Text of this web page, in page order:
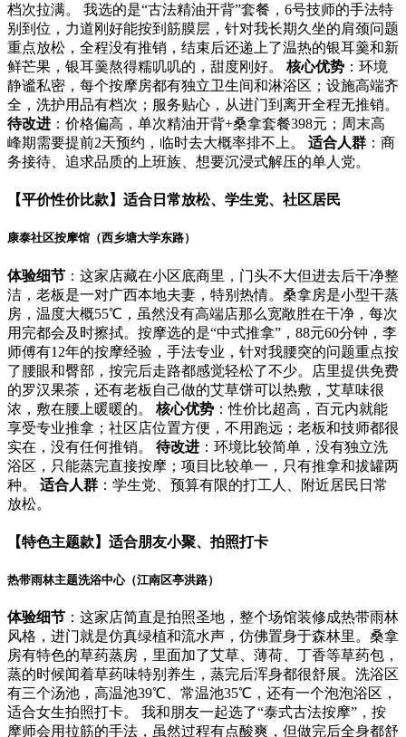
档次拉满。 我选的是“古法精油开背”套餐，6号技师的手法特
别到位，力道刚好能按到筋膜层，针对我长期久坐的肩颈问题
重点放松，全程没有推销，结束后还递上了温热的银耳羹和新
鲜芒果，银耳羹熬得糯叽叽的，甜度刚好。 核心优势 ：环境
静谧私密，每个按摩房都有独立卫生间和淋浴区；设施高端齐
全，洗护用品有档次；服务贴心，从进门到离开全程无推销。
待改进 ：价格偏高，单次精油开背+桑拿套餐398元；周末高
峰期需要提前2天预约，临时去大概率排不上。 适合人群 ：商
务接待、追求品质的上班族、想要沉浸式解压的单人党。
【平价性价比款】适合日常放松、学生党、社区居民
康泰社区按摩馆（西乡塘大学东路）
体验细节 ：这家店藏在小区底商里，门头不大但进去后干净整
洁，老板是一对广西本地夫妻，特别热情。桑拿房是小型干蒸
房，温度大概55℃，虽然没有高端店那么宽敞胜在干净，每次
用完都会及时擦拭。按摩选的是“中式推拿”，88元60分钟，李
师傅有12年的按摩经验，手法专业，针对我腰突的问题重点按
了腰眼和臀部，按完后走路都感觉轻松了不少。店里提供免费
的罗汉果茶，还有老板自己做的艾草饼可以热敷，艾草味很
浓，敷在腰上暖暖的。 核心优势 ：性价比超高，百元内就能
享受专业推拿；社区店位置方便，不用跑远；老板和技师都很
实在，没有任何推销。 待改进 ：环境比较简单，没有独立洗
浴区，只能蒸完直接按摩；项目比较单一，只有推拿和拔罐两
种。 适合人群 ：学生党、预算有限的打工人、附近居民日常
放松。
【特色主题款】适合朋友小聚、拍照打卡
热带雨林主题洗浴中心（江南区亭洪路）
体验细节 ：这家店简直是拍照圣地，整个场馆装修成热带雨林
风格，进门就是仿真绿植和流水声，仿佛置身于森林里。桑拿
房有特色的草药蒸房，里面加了艾草、薄荷、丁香等草药包，
蒸的时候闻着草药味特别养生，蒸完后浑身都很舒展。洗浴区
有三个汤池，高温池39℃、常温池35℃，还有一个泡泡浴区，
适合女生拍照打卡。 我和朋友一起选了“泰式古法按摩”，按
摩师会用拉筋的手法，虽然过程有点酸爽，但做完后全身都舒